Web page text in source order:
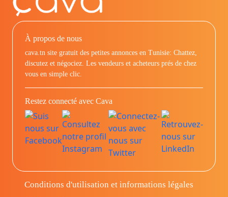
À propos de nous
cava.tn site gratuit des petites annonces en Tunisie: Chattez,
discutez et négociez. Les vendeurs et acheteurs prés de chez
vous en simple clic.
Restez connecté avec Cava
Conditions d'utilisation et informations légales